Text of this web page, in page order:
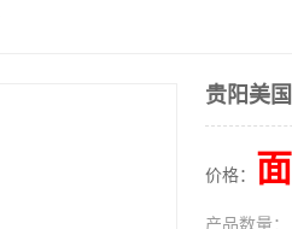
贵阳美
价格：
产品数量：